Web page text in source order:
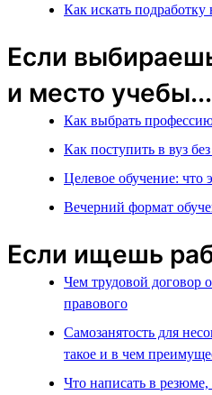
Как искать подработку
Если
и место учебы...
Как выбрать
Как поступить в вуз
Целевое обучение: что
Вечерний формат
Если ищешь
Чем трудовой договор
правового
Самозанятость для
такое и в чем
Что написать в резюме,